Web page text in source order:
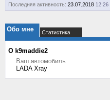
Последняя активность: 23.07.2018 12:26
Обо мне Статистика
О k9maddie2
Ваш автомобиль
LADA Xray